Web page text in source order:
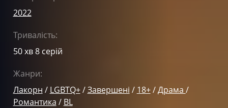
2022
Тривалість:
50 хв 8 серій
Жанри:
Лакорн / LGBTQ+/Завершені / 18+/Драма /
Романтика / BL